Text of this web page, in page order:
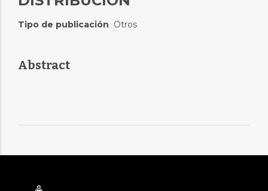
Tipo de publicación : Otros
Abstract